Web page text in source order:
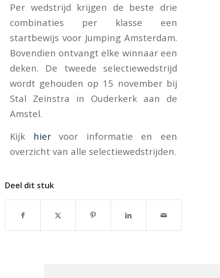
Per wedstrijd krijgen de beste drie
combinaties per klasse een
startbewijs voor Jumping Amsterdam.
Bovendien ontvangt elke winnaar een
deken. De tweede selectiewedstrijd
wordt gehouden op 15 november bij
Stal Zeinstra in Ouderkerk aan de
Amstel.
Kijk hiervoor informatie en een
overzicht van alle selectiewedstrijden.
Deel dit stuk